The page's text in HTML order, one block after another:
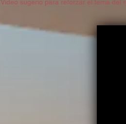
Vídeo sugerio para reforzar el tema del